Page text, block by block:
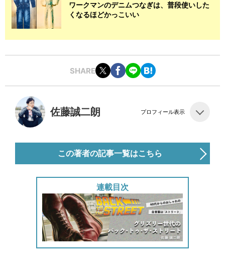
ワークマンのデニムつなぎは、普段使いした
くなるほどかっこいい
SHARE
佐藤誠二朗 プロフィール表示
この著者の記事一覧はこちら
連載目次